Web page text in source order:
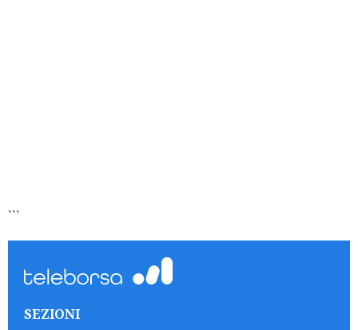
```
SEZIONI